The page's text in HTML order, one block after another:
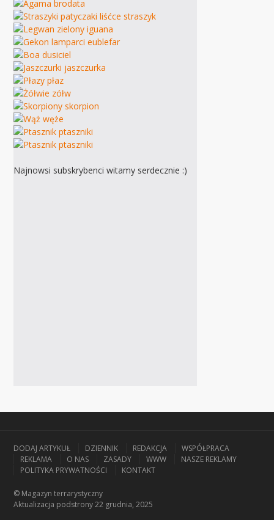
Najnowsi subskrybenci witamy serdecznie :)
DODAJ ARTYKUŁ DZIENNIK REDAKCJA
WSPÓŁPRACA
REKLAMA
O NAS ZASADY WWW
NASZE REKLAMY
POLITYKA PRYWATNOŚCI
KONTAKT
© Magazyn terrarystyczny
Aktualizacja podstrony 22 grudnia, 2025